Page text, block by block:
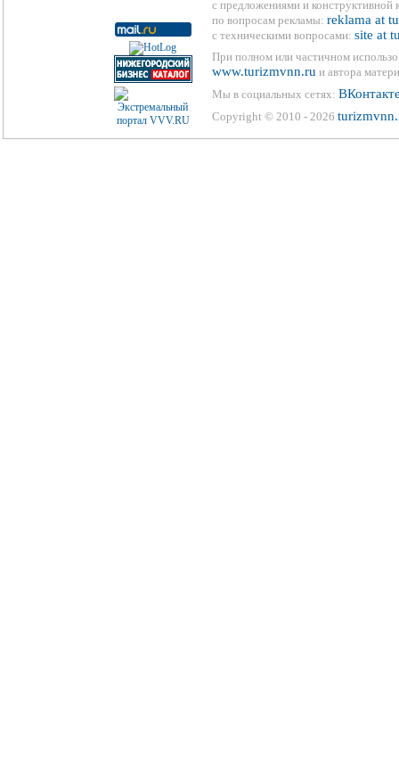
с предложениями и конструктивной
по вопросам рекламы: reklama at
с техническими вопросами: site at
При полном или частичном
www.turizmvnn.ru и автора
Мы в социальных сетях:
Copyright © 2010 - 2026